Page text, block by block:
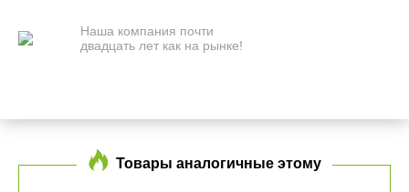
Наша компания почти
двадцать лет как на рынке!
Товары аналогичные этому